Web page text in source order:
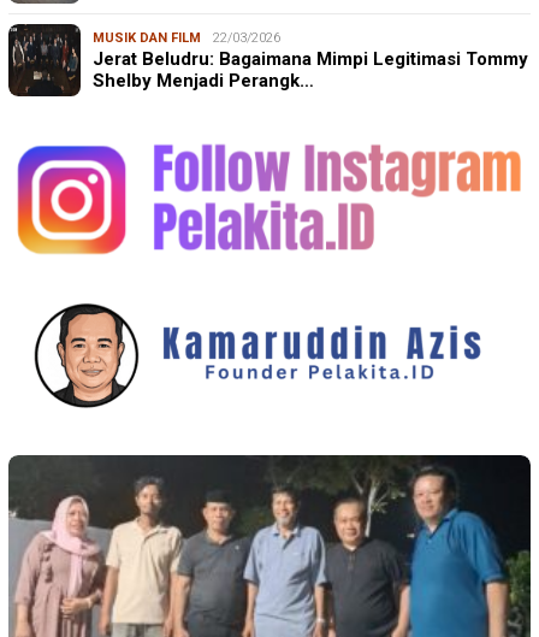
MUSIK DAN FILM 22/03/2026
Jerat Beludru: Bagaimana Mimpi Legitimasi Tommy
Shelby Menjadi Perangk…